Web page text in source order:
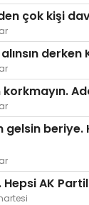
çok kişi
derken
gelsin
Hepsi AK